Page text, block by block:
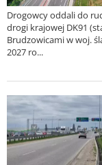
Drogowcy oddali do
drogi krajowej DK91
Brudzowicami w woj.
2027 ro...